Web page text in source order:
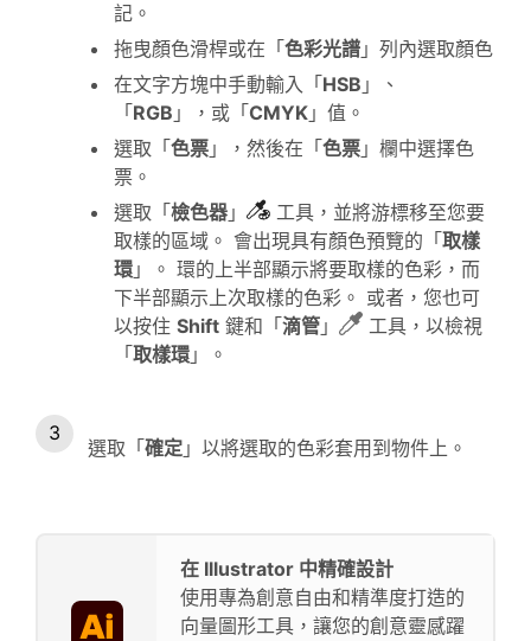
記。
拖曳顏色滑桿或在「 色彩光譜 」列內選取顏色
在文字方塊中手動輸入「 HSB 」、
「 RGB 」，或「 CMYK 」值。
選取「 色票 」，然後在「 色票 」欄中選擇色
票。
選取「 檢色器 」 工具 ，並將游標移至您要
取樣的區域。 會出現具有顏色預覽的「 取樣
環 」。 環的上半部顯示將要取樣的色彩，而
下半部顯示上次取樣的色彩。 或者，您也可
以按住 Shift 鍵和「 滴管 」
工具，以檢視
「 取樣環 」。
選取「 確定 」以將選取的色彩套用到物件上。
在 Illustrator 中精確設計
使用專為創意自由和精準度打造的
向量圖形工具，讓您的創意靈感躍